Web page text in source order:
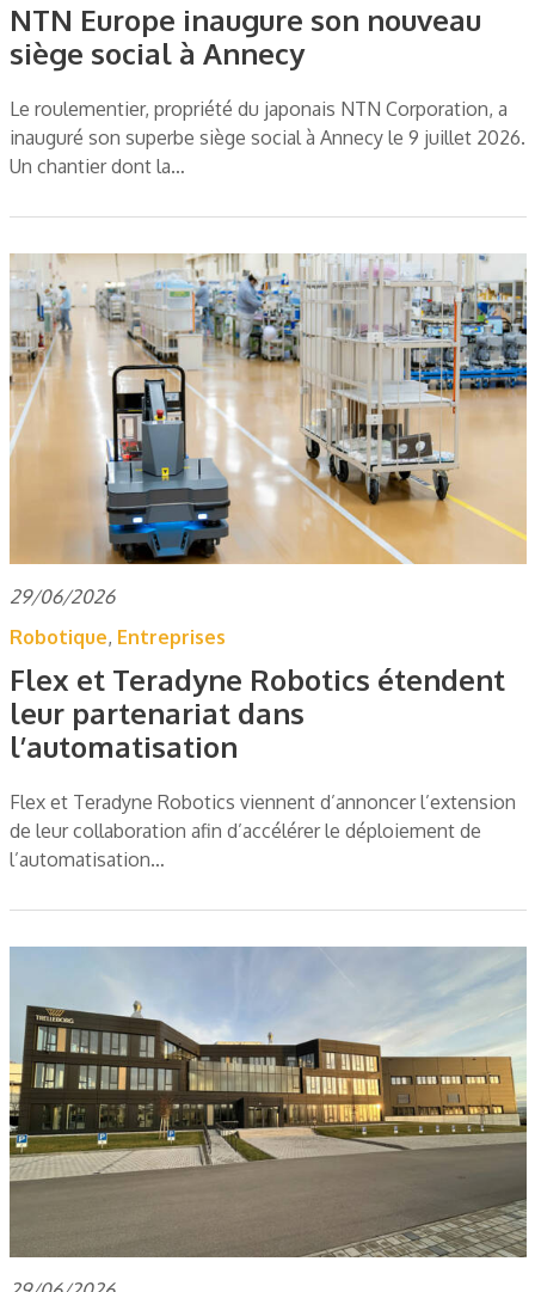
NTN Europe inaugure son nouveau
siège social à Annecy
Le roulementier, propriété du japonais NTN Corporation, a
inauguré son superbe siège social à Annecy le 9 juillet 2026.
Un chantier dont la…
29/06/2026
Robotique, Entreprises
Flex et Teradyne Robotics étendent
leur partenariat dans
l’automatisation
Flex et Teradyne Robotics viennent d’annoncer l’extension
de leur collaboration afin d’accélérer le déploiement de
l’automatisation…